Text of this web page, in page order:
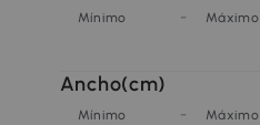
Mínimo - Máximo
Ancho(cm)
Mínimo - Máximo